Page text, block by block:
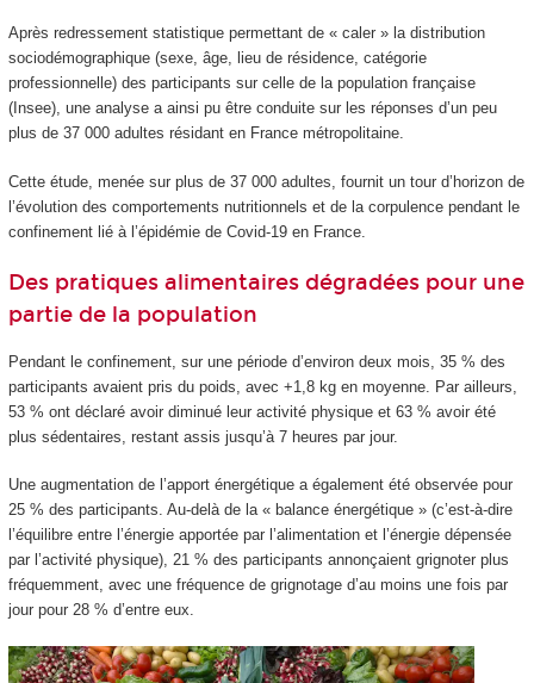
Après redressement statistique permettant de « caler » la distribution
sociodémographique (sexe, âge, lieu de résidence, catégorie
professionnelle) des participants sur celle de la population française
(Insee), une analyse a ainsi pu être conduite sur les réponses d’un peu
plus de 37 000 adultes résidant en France métropolitaine.
Cette étude, menée sur plus de 37 000 adultes, fournit un tour d’horizon de
l’évolution des comportements nutritionnels et de la corpulence pendant le
confinement lié à l’épidémie de Covid-19 en France.
Des pratiques alimentaires dégradées pour une
partie de la population
Pendant le confinement, sur une période d’environ deux mois, 35 % des
participants avaient pris du poids, avec +1,8 kg en moyenne. Par ailleurs,
53 % ont déclaré avoir diminué leur activité physique et 63 % avoir été
plus sédentaires, restant assis jusqu’à 7 heures par jour.
Une augmentation de l’apport énergétique a également été observée pour
25 % des participants. Au-delà de la « balance énergétique » (c’est-à-dire
l’équilibre entre l’énergie apportée par l’alimentation et l’énergie dépensée
par l’activité physique), 21 % des participants annonçaient grignoter plus
fréquemment, avec une fréquence de grignotage d’au moins une fois par
jour pour 28 % d’entre eux.